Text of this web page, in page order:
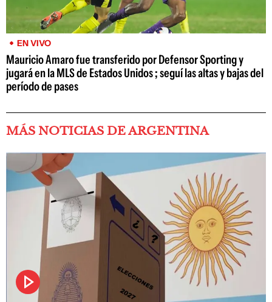
EN VIVO
Mauricio Amaro fue transferido por Defensor Sporting y
jugará en la MLS de Estados Unidos ; seguí las altas y bajas del
período de pases
MÁS NOTICIAS DE ARGENTINA